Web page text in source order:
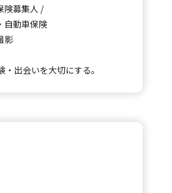
険募集人 /
自動車保険
影